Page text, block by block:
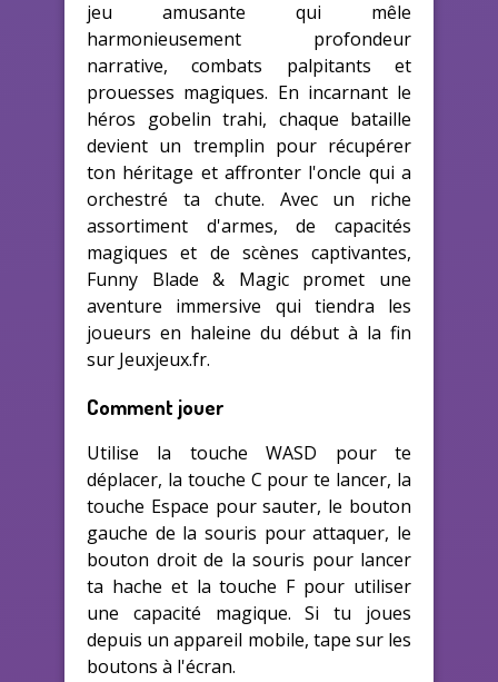
jeu amusante qui mêle
harmonieusement profondeur
narrative, combats palpitants et
prouesses magiques. En incarnant le
héros gobelin trahi, chaque bataille
devient un tremplin pour récupérer
ton héritage et affronter l'oncle qui a
orchestré ta chute. Avec un riche
assortiment d'armes, de capacités
magiques et de scènes captivantes,
Funny Blade & Magic promet une
aventure immersive qui tiendra les
joueurs en haleine du début à la fin
sur Jeuxjeux.fr.
Comment jouer
Utilise la touche WASD pour te
déplacer, la touche C pour te lancer, la
touche Espace pour sauter, le bouton
gauche de la souris pour attaquer, le
bouton droit de la souris pour lancer
ta hache et la touche F pour utiliser
une capacité magique. Si tu joues
depuis un appareil mobile, tape sur les
boutons à l'écran.